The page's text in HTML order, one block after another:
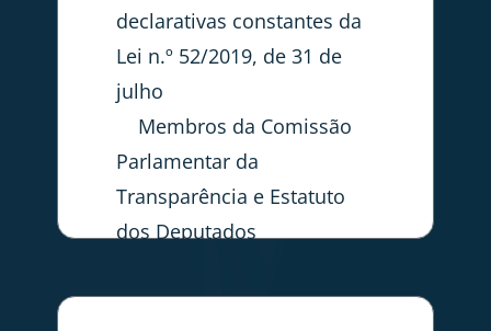
declarativas constantes da
Lei n.º 52/2019, de 31 de
julho
Membros da Comissão
Parlamentar da
Transparência e Estatuto
dos Deputados